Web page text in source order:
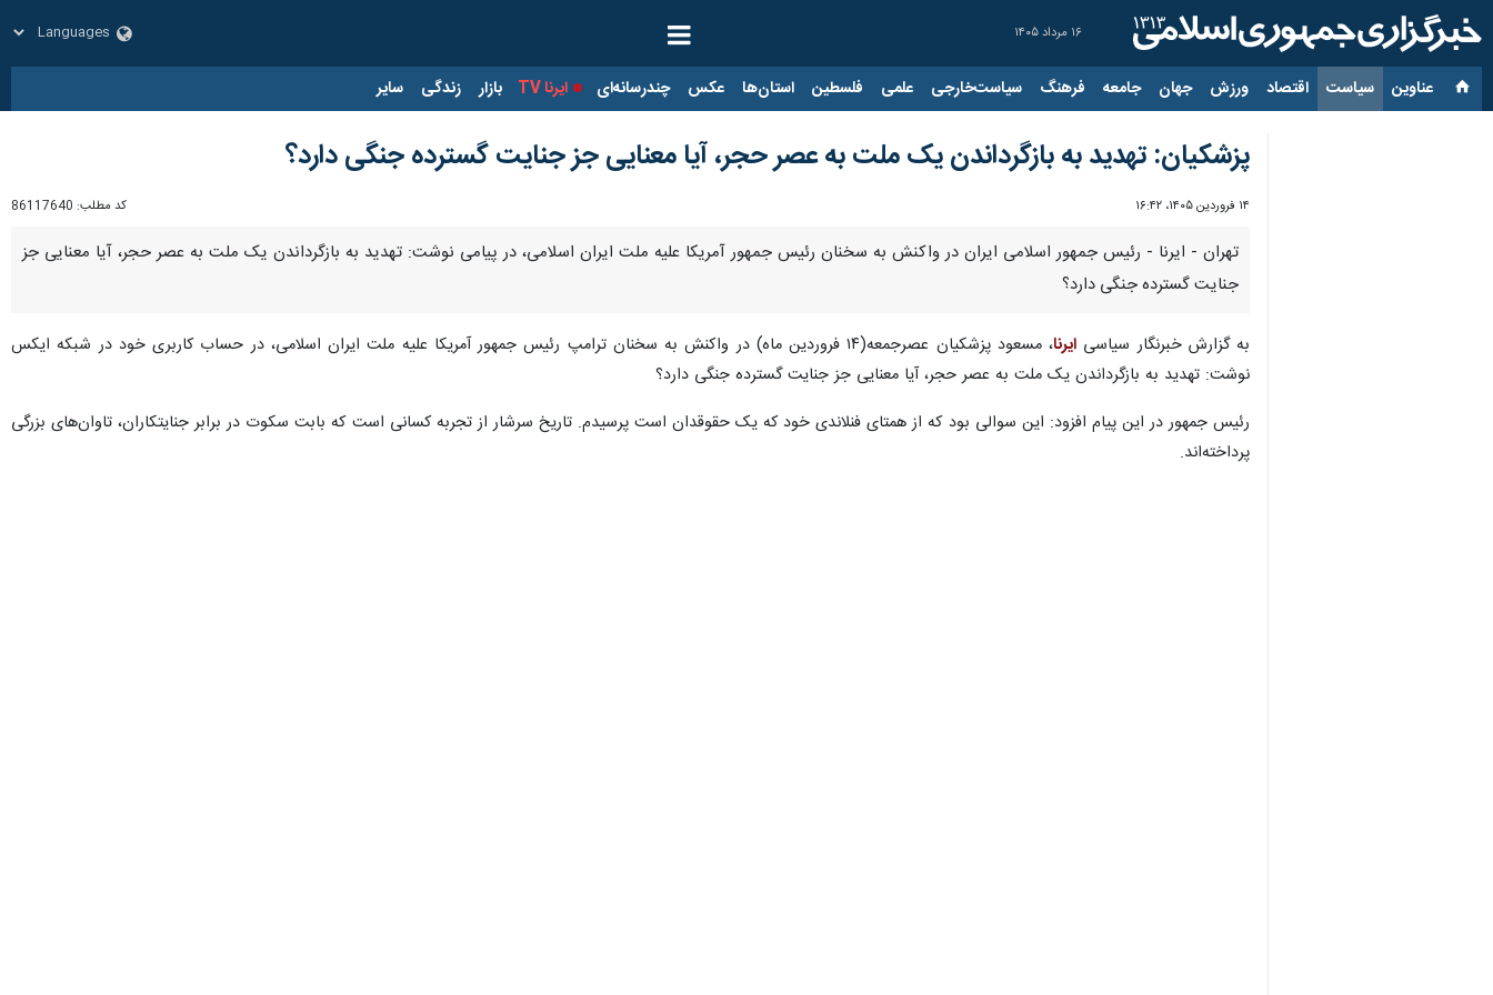
۱۶ مرداد ۱۴۰۵
عناوین‌ سیاست اقتصاد ورزش جهان جامعه فرهنگ سیاست‌خارجی علمی فلسطین استان‌ها عکس چندرسانه‌ای ایرنا TV بازار زندگی سایر
پزشکیان: تهدید به بازگرداندن یک ملت به عصر حجر، آیا معنایی جز جنایت گسترده جنگی دارد؟
۱۴ فروردین ۱۴۰۵، ۱۶:۴۲ کد مطلب: 86117640
تهران - ایرنا - رئیس جمهور اسلامی ایران در واکنش به سخنان رئیس جمهور آمریکا علیه ملت ایران اسلامی، در پیامی نوشت: تهدید به بازگرداندن یک ملت به عصر حجر، آیا معنایی جز
جنایت گسترده جنگی دارد؟
به گزارش خبرنگار سیاسی ایرنا
، مسعود پزشکیان عصرجمعه(۱۴ فروردین ماه) در واکنش به سخنان ترامپ رئیس جمهور آمریکا علیه ملت ایران اسلامی، در حساب کاربری خود در شبکه ایکس
نوشت: تهدید به بازگرداندن یک ملت به عصر حجر، آیا معنایی جز جنایت گسترده جنگی دارد؟
رئیس جمهور در این پیام افزود: این سوالی بود که از همتای فنلاندی خود که یک حقوقدان است پرسیدم. تاریخ سرشار از تجربه کسانی است که بابت سکوت در برابر جنایتکاران، تاوان‌های بزرگی
پرداخته‌اند.